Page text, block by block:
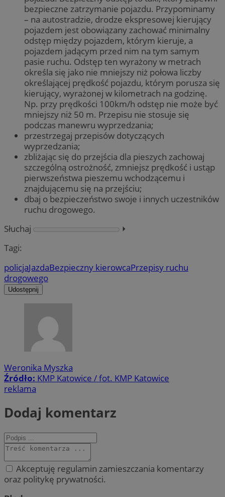
bezpieczne zatrzymanie pojazdu. Przypominamy
– na autostradzie, drodze ekspresowej kierujący
pojazdem jest obowiązany zachować minimalny
odstęp między pojazdem, którym kieruje, a
pojazdem jadącym przed nim na tym samym
pasie ruchu. Odstęp ten wyrażony w metrach
określa się jako nie mniejszy niż połowa liczby
określającej prędkość pojazdu, którym porusza się
kierujący, wyrażonej w kilometrach na godzinę.
Np. przy prędkości 100km/h odstęp nie może być
mniejszy niż 50 m. Przepisu nie stosuje się
podczas manewru wyprzedzania;
przestrzegaj przepisów dotyczących
wyprzedzania;
zbliżając się do przejścia dla pieszych zachowaj
szczególną ostrożność, zmniejsz prędkość i ustąp
pierwszeństwa pieszemu wchodzącemu i
znajdującemu się na przejściu;
dbaj o bezpieczeństwo swoje i innych uczestników
ruchu drogowego.
Słuchaj
⏵︎
Tagi:
policjaJazdaBezpieczny kierowcaPrzepisy ruchu
drogowego
Udostępnij
Weronika Myszka
Źródło: KMP Katowice / fot. KMP Katowice
reklama
Dodaj komentarz
Akceptuję regulamin zamieszczania komentarzy
oraz politykę prywatności.